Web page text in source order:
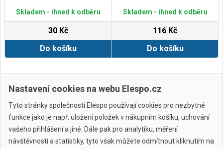
Skladem - ihned k odběru
30 Kč
Do košíku
Skladem - ihned k odběru
116 Kč
Do košíku
Zobrazit další
Nastavení cookies na webu Elespo.cz
Tyto stránky společnosti Elespo používají cookies pro nezbytné
funkce jako je např. uložení položek v nákupním košíku, uchování
vašeho přihlášení a jiné. Dále pak pro analytiku, měření
návštěvnosti a statistiky, tyto však můžete odmítnout kliknutím na